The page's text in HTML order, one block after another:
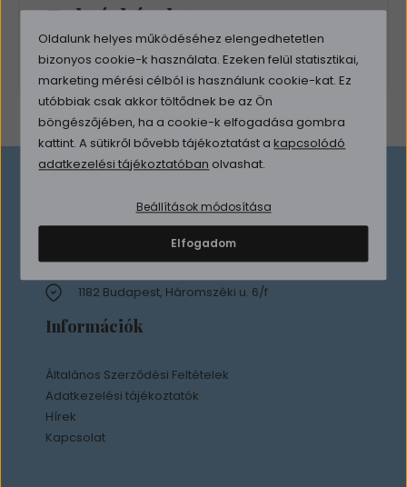
Raktárkészlet
Csak raktáron lévő termékek listázása
Elérhetőség
info@premiumpc.hu
1182 Budapest, Háromszéki u. 6/f
Információk
Általános Szerződési Feltételek
Adatkezelési tájékoztatók
Hírek
Kapcsolat
Oldalunk helyes működéséhez elengedhetetlen
bizonyos cookie-k használata. Ezeken felül statisztikai,
marketing mérési célból is használunk cookie-kat. Ez
utóbbiak csak akkor töltődnek be az Ön
böngészőjében, ha a cookie-k elfogadása gombra
kattint. A sütikről bővebb tájékoztatást akapcsolódó
adatkezelési tájékoztatóban olvashat.
Beállítások módosítása
Elfogadom